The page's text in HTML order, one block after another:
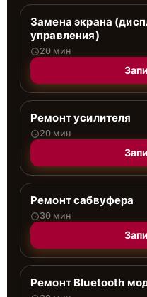
Замена экрана
управления)
20 мин
Ремонт усилителя
20 мин
Ремонт сабвуфера
30 мин
Ремонт Bluetooth